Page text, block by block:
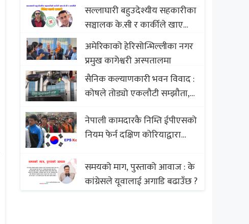
सल्लाघारी बहुउदेश्यीय सहकारीका
सञ्चालक के.सी र कार्कीले खाए
सदस्यको करोडौं बचत
अमेरिकाको हेरिसोन्भिल्लीका नगर
प्रमुख कागेश्वरी अस्पतालमा
सैनिक कल्याणकारी भवन विवाद :
कोषले तोड्यो एकलौटी सम्झौता,
बिखलबन्दमा (भिडियो)
नेपाली कामदारकै निम्ति ईपीएसको
नियम फेर्न दक्षिण कोरियाद्वारा
समयको माग, पुस्ताको आवाज : के
कांग्रेसले यूवालाई अगाडि बढाउँछ ?